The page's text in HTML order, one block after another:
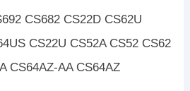
CS682 CS22D CS62U
CS22U CS52A CS52 CS62
CS64AZ-AA CS64AZ